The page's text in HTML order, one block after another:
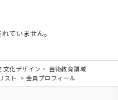
ていません。
文化デザイン・ 芸術教育領域
スト 会員プロフィール